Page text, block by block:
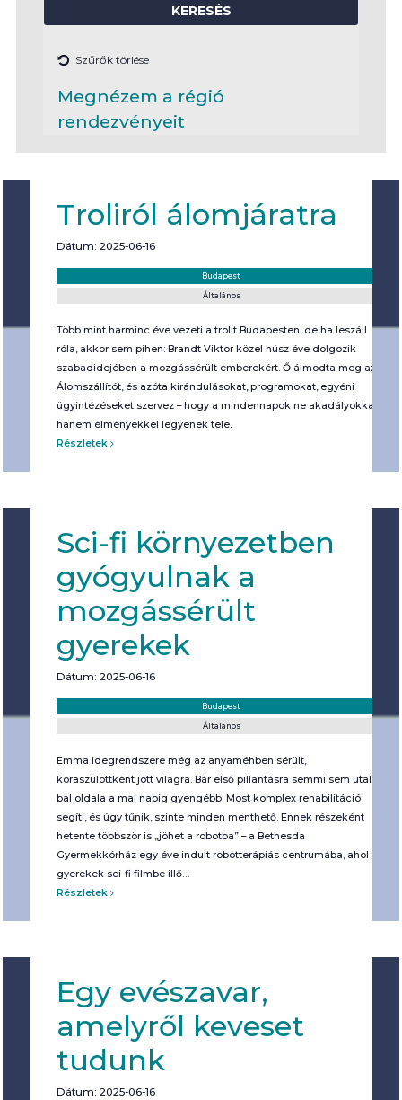
Szűrők törlése
Megnézem a régió
rendezvényeit
Troliról álomjáratra
Dátum: 2025-06-16
Budapest
Általános
Több mint harminc éve vezeti a trolit Budapesten, de ha leszáll
róla, akkor sem pihen: Brandt Viktor közel húsz éve dolgozik
szabadidejében a mozgássérült emberekért. Ő álmodta meg az
Álomszállítót, és azóta kirándulásokat, programokat, egyéni
ügyintézéseket szervez – hogy a mindennapok ne akadályokkal,
hanem élményekkel legyenek tele.
Részletek
Sci-fi környezetben
gyógyulnak a
mozgássérült
gyerekek
Dátum: 2025-06-16
Budapest
Általános
Emma idegrendszere még az anyaméhben sérült,
koraszülöttként jött világra. Bár első pillantásra semmi sem utal rá,
bal oldala a mai napig gyengébb. Most komplex rehabilitáció
segíti, és úgy tűnik, szinte minden menthető. Ennek részeként
hetente többször is „jöhet a robotba” – a Bethesda
Gyermekkórház egy éve indult robotterápiás centrumába, ahol a
gyerekek sci-fi filmbe illő…
Részletek
Egy evészavar,
amelyről keveset
tudunk
Dátum: 2025-06-16